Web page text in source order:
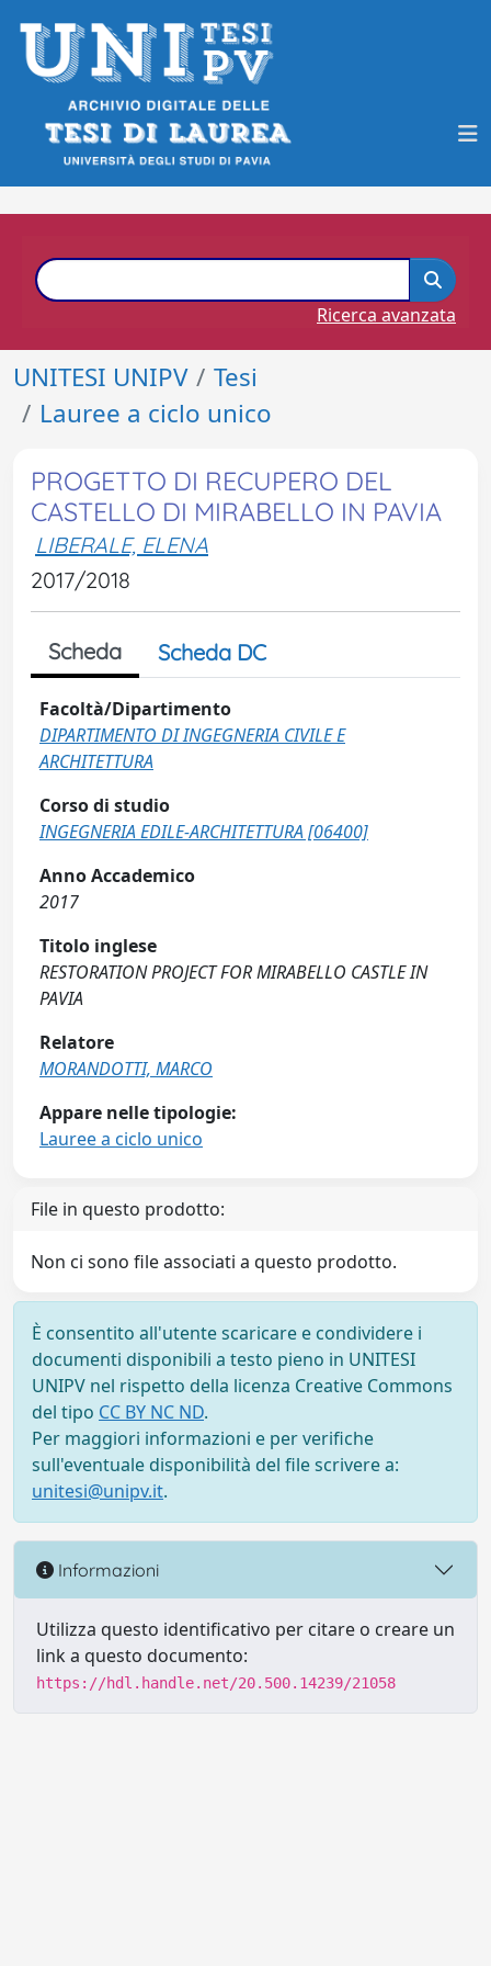
Ricerca avanzata
UNITESI UNIPV
Tesi
Lauree a ciclo unico
PROGETTO DI RECUPERO DEL
CASTELLO DI MIRABELLO IN PAVIA
LIBERALE, ELENA
2017/2018
Scheda Scheda DC
Facoltà/Dipartimento
DIPARTIMENTO DI INGEGNERIA CIVILE E
ARCHITETTURA
Corso di studio
INGEGNERIA EDILE-ARCHITETTURA [06400]
Anno Accademico
2017
Titolo inglese
RESTORATION PROJECT FOR MIRABELLO CASTLE IN
PAVIA
Relatore
MORANDOTTI, MARCO
Appare nelle tipologie:
Lauree a ciclo unico
File in questo prodotto:
Non ci sono file associati a questo prodotto.
È consentito all'utente scaricare e condividere i
documenti disponibili a testo pieno in UNITESI
UNIPV nel rispetto della licenza Creative Commons
del tipo CC BY NC ND.
Per maggiori informazioni e per verifiche
sull'eventuale disponibilità del file scrivere a:
unitesi@unipv.it.
Informazioni
Utilizza questo identificativo per citare o creare un
link a questo documento:
https://hdl.handle.net/20.500.14239/21058